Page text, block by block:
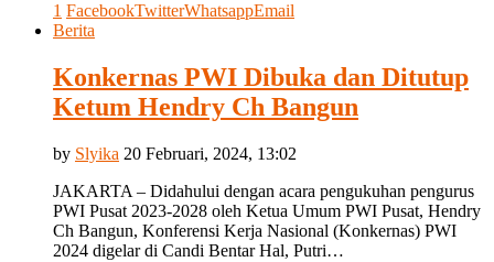
1 FacebookTwitterWhatsappEmail
Berita
Konkernas PWI Dibuka dan Ditutup
Ketum Hendry Ch Bangun
by Slyika 20 Februari, 2024, 13:02
JAKARTA – Didahului dengan acara pengukuhan pengurus
PWI Pusat 2023-2028 oleh Ketua Umum PWI Pusat, Hendry
Ch Bangun, Konferensi Kerja Nasional (Konkernas) PWI
2024 digelar di Candi Bentar Hal, Putri…